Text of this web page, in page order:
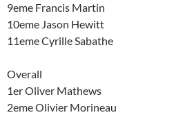
9eme Francis Martin
10eme Jason Hewitt
11eme Cyrille Sabathe
Overall
1er Oliver Mathews
2eme Olivier Morineau